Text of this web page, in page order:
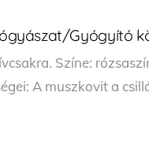
Gyógyító
Színe:
A muszkovit a